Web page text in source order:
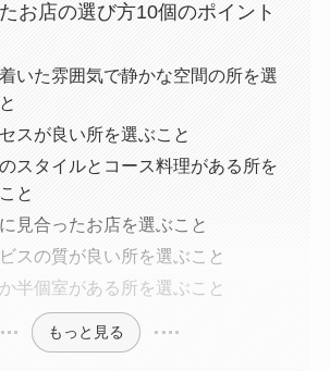
お店の選び方10個のポイント
いた雰囲気で静かな空間の所を選
スが良い所を選ぶこと
スタイルとコース料理がある所を
と
見合ったお店を選ぶこと
スの質が良い所を選ぶこと
半個室がある所を選ぶこと
もっと見る